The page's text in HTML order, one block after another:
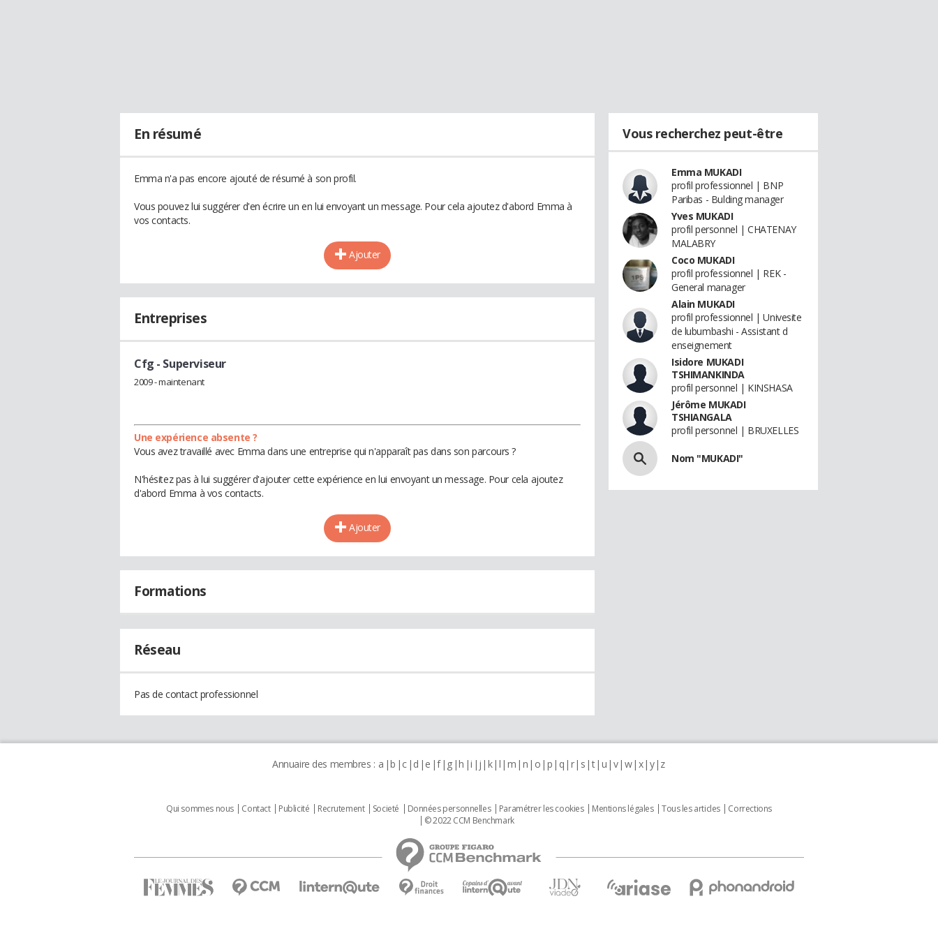
En résumé
Emma n'a pas encore ajouté de résumé à son profil.
Vous pouvez lui suggérer d'en écrire un en lui envoyant un message. Pour cela ajoutez d'abord Emma à
vos contacts.
Ajouter
Entreprises
Cfg - Superviseur
2009 - maintenant
Une expérience absente ?
Vous avez travaillé avec Emma dans une entreprise qui n'apparaît pas dans son parcours ?
N'hésitez pas à lui suggérer d'ajouter cette expérience en lui envoyant un message. Pour cela ajoutez
d'abord Emma à vos contacts.
Ajouter
Formations
Réseau
Pas de contact professionnel
Vous recherchez peut-être
Emma MUKADI
profil professionnel | BNP
Paribas - Bulding manager
Yves MUKADI
profil personnel | CHATENAY
MALABRY
Coco MUKADI
profil professionnel | REK -
General manager
Alain MUKADI
profil professionnel | Univesite
de lubumbashi - Assistant d
enseignement
Isidore MUKADI
TSHIMANKINDA
profil personnel | KINSHASA
Jérôme MUKADI
TSHIANGALA
profil personnel | BRUXELLES
Nom "MUKADI"
Annuaire des membres : a b c d e f g h i j k l m n o p q r s t u v w x y z
Qui sommes nous Contact Publicité Recrutement Societé Données personnelles Paramétrer les cookies Mentions légales Tous les articles
Corrections
© 2022 CCM Benchmark